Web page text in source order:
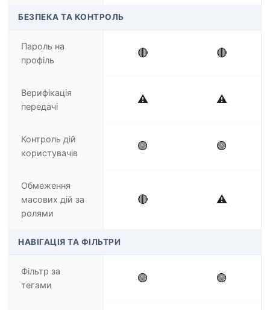
БЕЗПЕКА ТА КОНТРОЛЬ
Пароль на
профіль
🔴 🔴
Верифікація
передачі
⚠️ ⚠️
Контроль дій
користувачів
🟢 🟢
Обмеження
масових дій за
ролями
🔴 ⚠️
НАВІГАЦІЯ ТА ФІЛЬТРИ
Фільтр за
тегами
🟢 🟢